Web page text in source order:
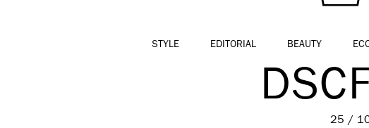
STYLE EDITORIAL BEAUTY
25 /